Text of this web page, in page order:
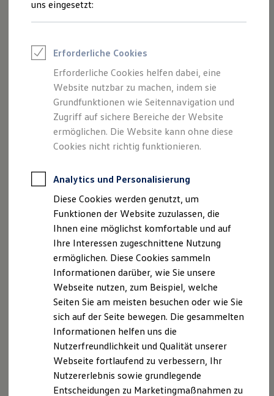
ONE Business ID Vorteile
Fahrzeugsuche & Marktplatz
Digitaler Marktplatz
Kauf & Finanzierung
Online-Fahrzeugbewertung
Aktionen & Angebote
E-Auto-Förderung
Für Privatkunden
Für Gewerbekunden
Profi Paket
TopDeal
Zertifizierte Gebrauchtwagen
Für Privatkunden
Für Gewerbekunden
Leasing
Für Privatkunden
Für Gewerbekunden
Versicherungen & Garantien
Garantien
Kfz-Versicherung für Nutzfahrzeuge
Restschuldversicherung
Wartungsverträge
Besitzer & Service
Reparatur & Service
Sommer-Special
Reparatur, Pflege & Inspektion
Servicetermin anfragen
Service-Vorteile bei Volkswagen Nutzfahrzeuge
ServicePlus
Economy Service
uns eingesetzt:
Erforderliche Cookies
Erforderliche Cookies helfen dabei, eine
Website nutzbar zu machen, indem sie
Grundfunktionen wie Seitennavigation und
Zugriff auf sichere Bereiche der Website
ermöglichen. Die Website kann ohne diese
Cookies nicht richtig funktionieren.
Analytics und Personalisierung
Diese Cookies werden genutzt, um
Funktionen der Website zuzulassen, die
Ihnen eine möglichst komfortable und auf
Ihre Interessen zugeschnittene Nutzung
ermöglichen. Diese Cookies sammeln
Informationen darüber, wie Sie unsere
Webseite nutzen, zum Beispiel, welche
Seiten Sie am meisten besuchen oder wie Sie
sich auf der Seite bewegen. Die gesammelten
Informationen helfen uns die
Nutzerfreundlichkeit und Qualität unserer
Webseite fortlaufend zu verbessern, Ihr
Nutzererlebnis sowie grundlegende
Entscheidungen zu Marketingmaßnahmen zu